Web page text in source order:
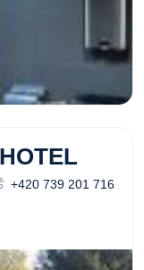
+420 739 201 716